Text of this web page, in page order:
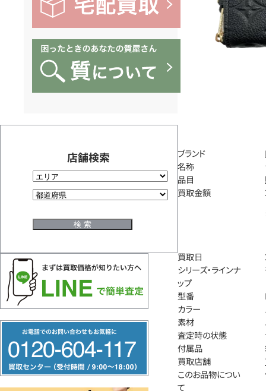
店舗検索
リ
ー
ブランド
名称
品目
買取金額
買取日
シリーズ・ラインナ
ップ
型番
カラー
素材
査定時の状態
付属品
買取店舗
このお品物につい
て